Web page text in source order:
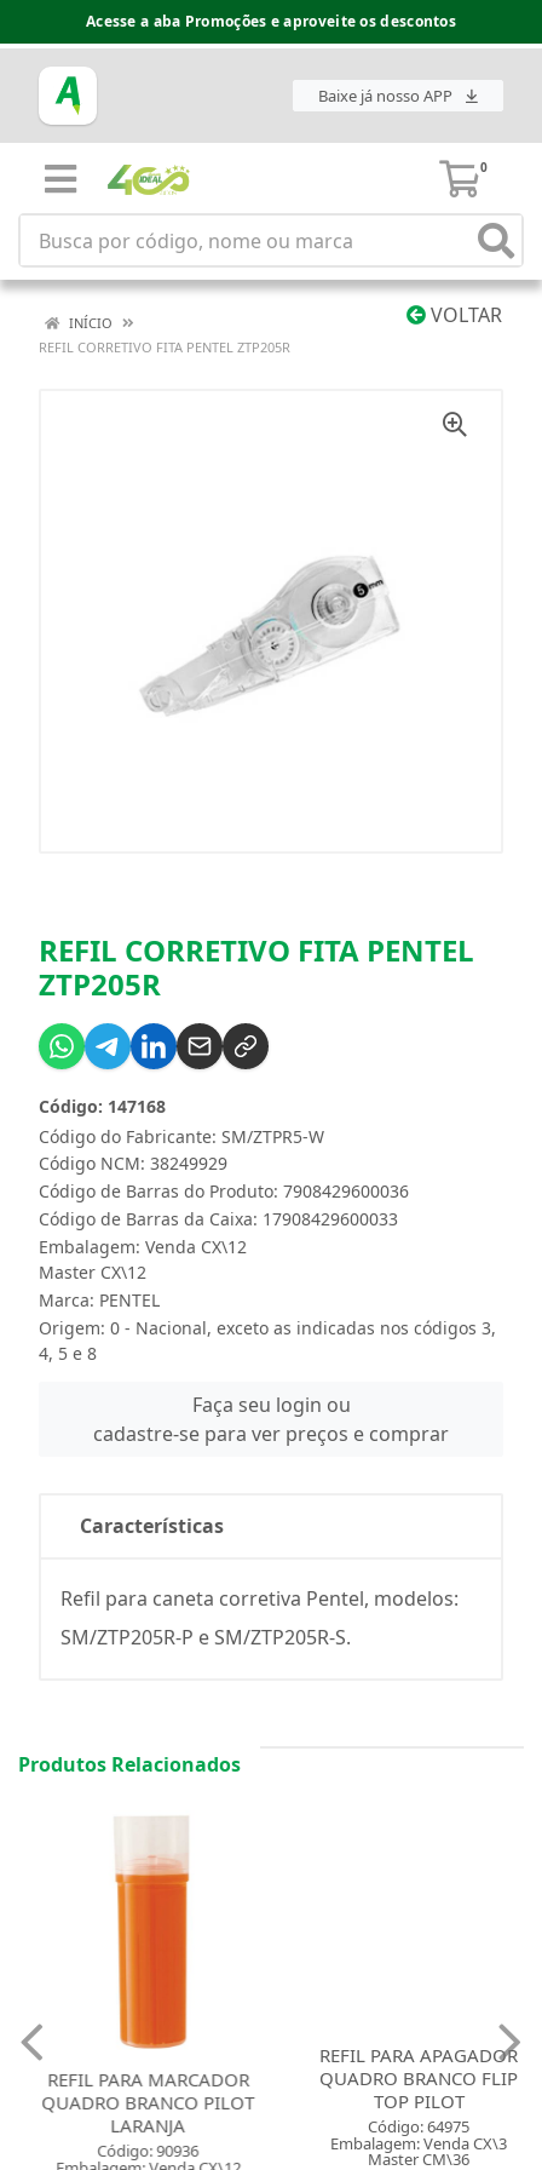
Acesse a aba Promoções e aproveite os descontos
Baixe já nosso APP
0
VOLTAR
INÍCIO
REFIL CORRETIVO FITA PENTEL ZTP205R
REFIL CORRETIVO FITA PENTEL
ZTP205R
Código do Fabricante: SM/ZTPR5-W
Código: 147168
Código NCM: 38249929
Código de Barras do Produto: 7908429600036
Código de Barras da Caixa: 17908429600033
Embalagem: Venda CX\12
Master CX\12
Marca: PENTEL
Origem: 0 - Nacional, exceto as indicadas nos códigos 3,
4, 5 e 8
Faça seu login ou
cadastre-se para ver preços e comprar
Características
Refil para caneta corretiva Pentel, modelos:
SM/ZTP205R-P e SM/ZTP205R-S.
Produtos Relacionados
REFIL PARA MARCADOR
QUADRO BRANCO PILOT
LARANJA
Código: 90936
REFIL PARA APAGADOR
QUADRO BRANCO FLIP
TOP PILOT
Código: 64975
Embalagem: Venda CX\3
Master CM\36